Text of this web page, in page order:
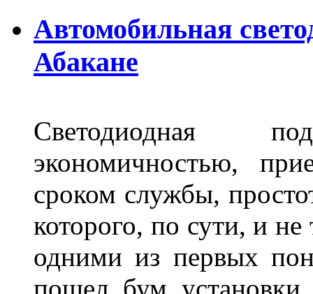
Автомобильная
Абакане
Светодиодная
экономичностью,
сроком службы,
которого, по сути, и
одними из первых